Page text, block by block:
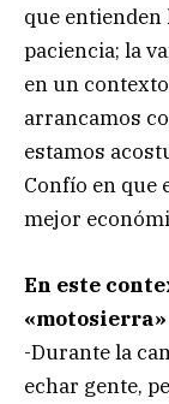
que entienden
paciencia; la
en un
arrancamos
estamos
Confío en que
mejor
En este
-Durante la
echar gente,